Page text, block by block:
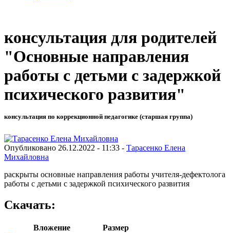
консультация для родителей
"Основные направления
работы с детьми с задержкой
психического развития"
консультация по коррекционной педагогике (старшая группа)
Опубликовано 26.12.2022 - 11:33 - Тарасенко Елена
Михайловна
раскрыты основные направления работы учителя-дефектолога
работы с детьми с задержкой психического развития
Скачать:
Вложение
Размер